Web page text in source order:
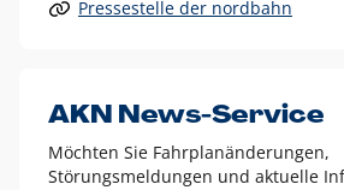
Alle anderen Logo-Varianten dürfen
Diese Ausnahmen sind zum Beispiel:
dem AKN Blau,
Pressestelle der nordbahn
AKN News-Service
Möchten Sie Fahrplanänderungen,
Störungsmeldungen und aktuelle